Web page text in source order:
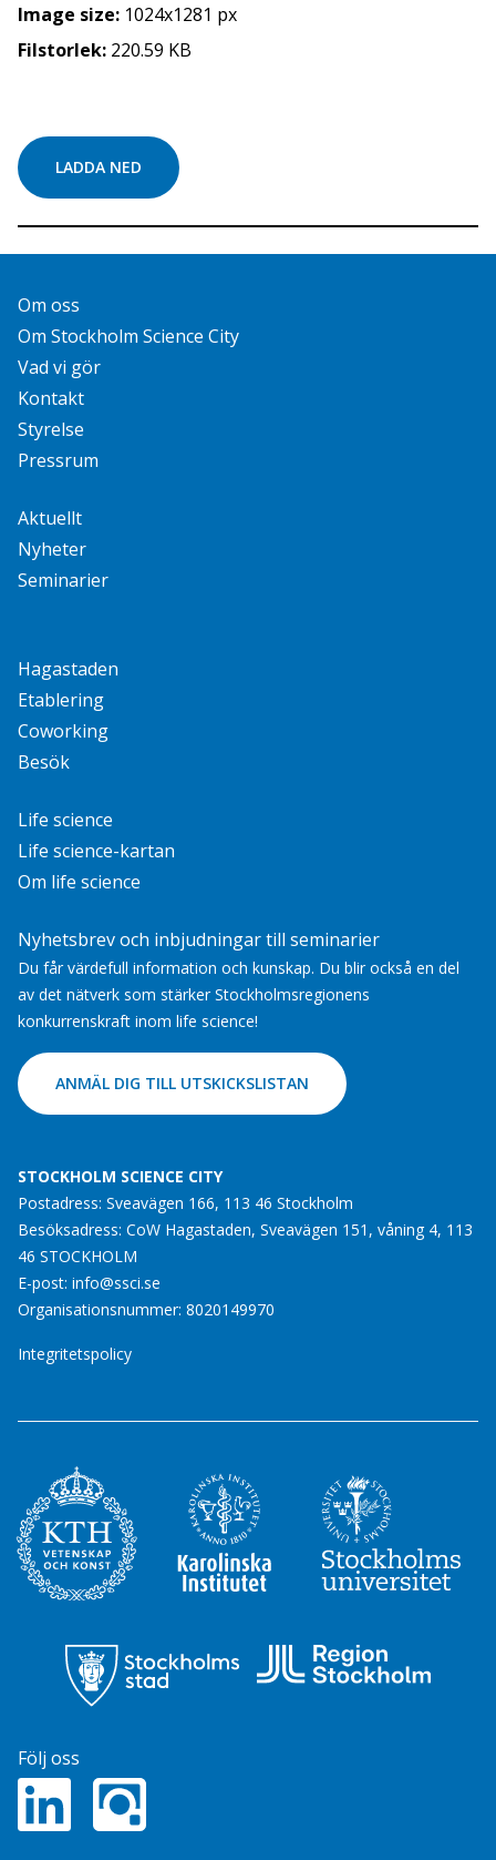
Image size: 1024x1281 px
Filstorlek: 220.59 KB
LADDA NED
Om oss
Om Stockholm Science City
Vad vi gör
Kontakt
Styrelse
Pressrum
Aktuellt
Nyheter
Seminarier
Hagastaden
Etablering
Coworking
Besök
Life science
Life science-kartan
Om life science
Nyhetsbrev och inbjudningar till seminarier
Du får värdefull information och kunskap. Du blir också en del
av det nätverk som stärker Stockholmsregionens
konkurrenskraft inom life science!
ANMÄL DIG TILL UTSKICKSLISTAN
STOCKHOLM SCIENCE CITY
Postadress: Sveavägen 166, 113 46 Stockholm
Besöksadress: CoW Hagastaden, Sveavägen 151, våning 4, 113
46 STOCKHOLM
E-post: info@ssci.se
Organisationsnummer: 8020149970
Integritetspolicy
Följ oss